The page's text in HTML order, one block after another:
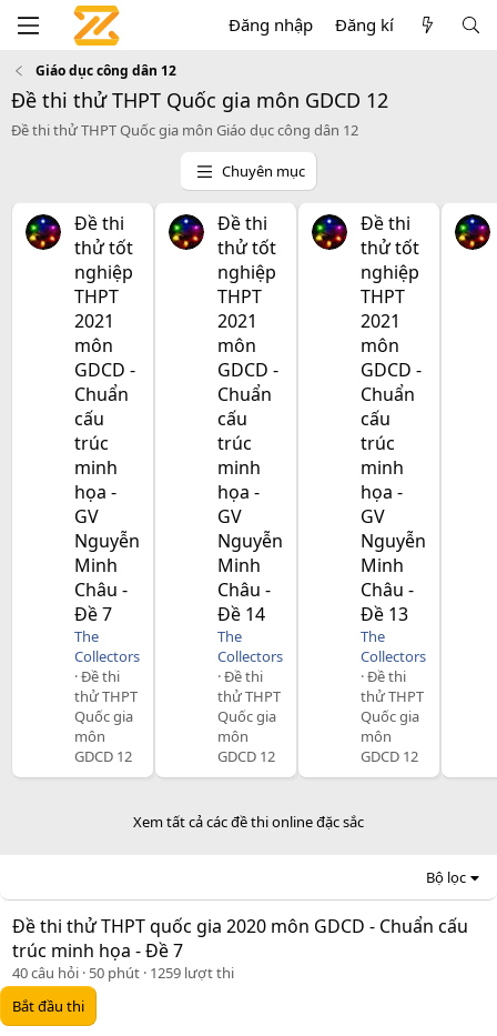
Đăng nhập Đăng kí
Giáo dục công dân 12
Đề thi thử THPT Quốc gia môn GDCD 12
Đề thi thử THPT Quốc gia môn Giáo dục công dân 12
Chuyên mục
Đề thi
thử tốt
nghiệp
THPT
2021
môn
GDCD -
Chuẩn
cấu
trúc
minh
họa -
GV
Nguyễn
Minh
Châu -
Đề 7
The
Collectors
Đề thi
thử THPT
Quốc gia
môn
GDCD 12
Đề thi
thử tốt
nghiệp
THPT
2021
môn
GDCD -
Chuẩn
cấu
trúc
minh
họa -
GV
Nguyễn
Minh
Châu -
Đề 14
The
Collectors
Đề thi
thử THPT
Quốc gia
môn
GDCD 12
Đề thi
thử tốt
nghiệp
THPT
2021
môn
GDCD -
Chuẩn
cấu
trúc
minh
họa -
GV
Nguyễn
Minh
Châu -
Đề 13
The
Collectors
Đề thi
thử THPT
Quốc gia
môn
GDCD 12
Xem tất cả các đề thi online đặc sắc
Bộ lọc
Đề thi thử THPT quốc gia 2020 môn GDCD - Chuẩn cấu
trúc minh họa - Đề 7
40 câu hỏi 50 phút 1259 lượt thi
Bắt đầu thi